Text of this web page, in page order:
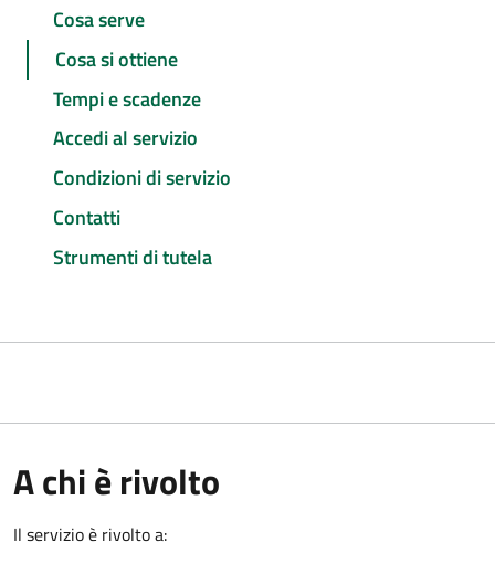
Cosa serve
Cosa si ottiene
Tempi e scadenze
Accedi al servizio
Condizioni di servizio
Contatti
Strumenti di tutela
A chi è rivolto
Il servizio è rivolto a: